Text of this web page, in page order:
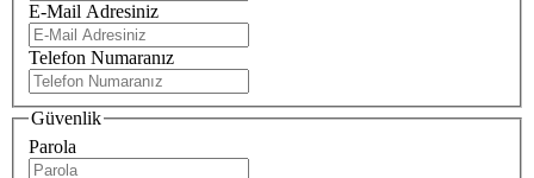
E-Mail Adresiniz
Telefon Numaranız
Güvenlik
Parola